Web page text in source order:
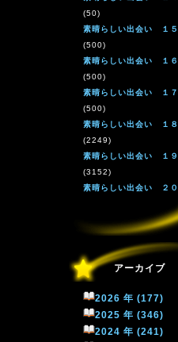
(50)
素晴らしい出会い １５
(500)
素晴らしい出会い １６
(500)
素晴らしい出会い １７
(500)
素晴らしい出会い １８
(2249)
素晴らしい出会い １９
(3152)
素晴らしい出会い ２０
アーカイブ
2026 年 (177)
2025 年 (346)
2024 年 (241)